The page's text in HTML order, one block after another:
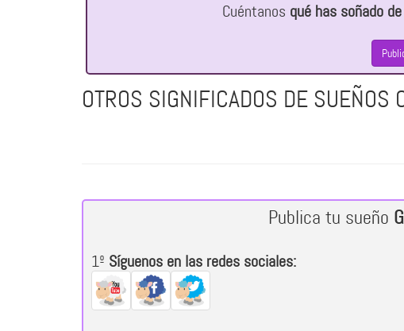
Cuéntanos qué has soñado
OTROS SIGNIFICADOS DE SUEÑOS
Publica tu sueño
1º Síguenos en las redes sociales: